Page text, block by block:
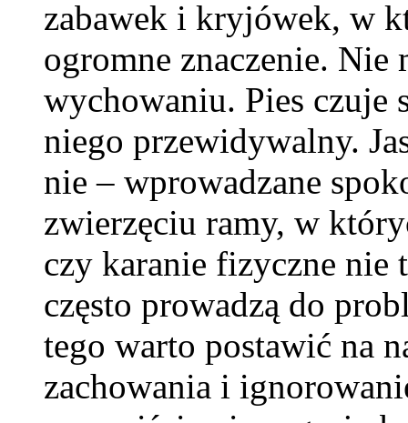
zabawek i kryjówek, w
ogromne znaczenie. Nie
wychowaniu. Pies czuje
niego przewidywalny.
nie – wprowadzane
zwierzęciu ramy, w
czy karanie fizyczne nie
często prowadzą do
tego warto postawić na
zachowania i